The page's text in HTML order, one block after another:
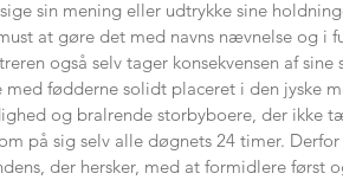
sin mening eller udtrykke sine
at gøre det med navns nævnelse og i
også selv tager konsekvensen af
med fødderne solidt placeret i den jyske
og bralrende storbyboere, der ikke
på sig selv alle døgnets 24 timer.
der hersker, med at formidlere først